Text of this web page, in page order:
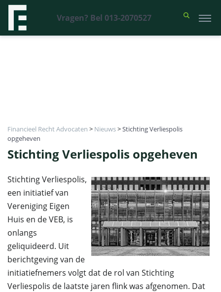
Vragen? Bel 013-2070527
Financieel Recht Advocaten > Nieuws>Stichting Verliespolis
opgeheven
Stichting Verliespolis opgeheven
Stichting Verliespolis,
een initiatief van
Vereniging Eigen
Huis en de VEB, is
onlangs
geliquideerd. Uit
berichtgeving van de
initiatiefnemers volgt dat de rol van Stichting
Verliespolis de laatste jaren flink was afgenomen. Dat